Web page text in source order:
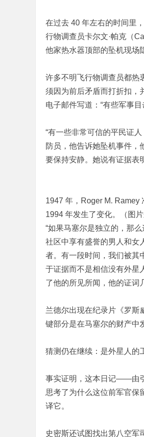
在过去 40 年左右的时间里
行物调查员卡尔文·帕克（
他家热水器顶部的坠机现场
许多不明飞行物调查员都热
须因为前后矛盾而打折扣，
电子邮件写道：“有些军事
“有一些非常可信的平民证
防员，他告诉她坠机事件，
要保持安静。她说有证据表
1947 年，Roger M. Ramey
1994 年发生了变化。（图片
“如果马塞尔是独立的，那
社区中享有盛誉的男人和女
者。有一段时间，我们被其
于证据而不是相信没有外星
了他的所见所闻，他的证词
兰德尔出现在纪录片《罗斯
键部分是在马塞尔的财产中
猜测仍在继续：是外星人的
事实证明，这本日记——由
思考了为什么这位前军官保
译它。
史密斯还试图找出第八空军